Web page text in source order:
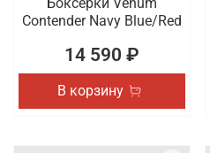
Contender Navy Blue/Red
14 590 ₽
В корзину